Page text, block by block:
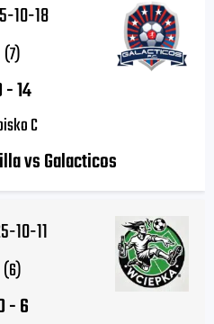
10-18
(7)
-14
C
vs Galacticos
10-11
(6)
-6